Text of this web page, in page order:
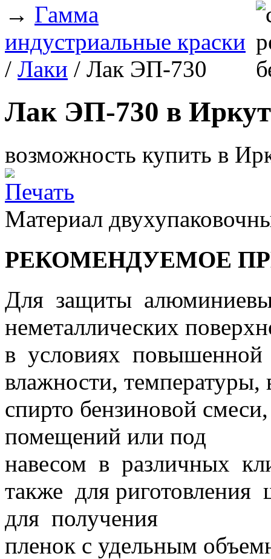
→ Гамма
индустриальные краски
/ Лаки / Лак ЭП-730
Лак ЭП-730 в
возможность купить в
Материал
РЕКОМЕНДУЕМОЕ
Для защиты
неметаллических
в условиях повышенной
влажности, температуры,
спирто бензиновой
помещений или под
навесом в различных
также для
для получения
пленок с удельным